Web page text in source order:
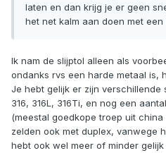
laten en dan krijg je er geen
het net kalm aan doen met een
Ik nam de slijptol alleen als
ondanks rvs een harde metaal is,
Je hebt gelijk er zijn verschillende
316, 316L, 316Ti, en nog een
(meestal goedkope troep uit
zelden ook met duplex, vanwege
hebt ook wel meer of minder